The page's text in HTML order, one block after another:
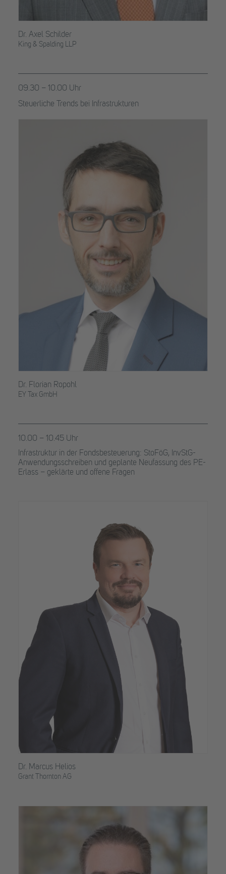
Dr. Axel Schilder
King & Spalding LLP
09.30 – 10.00 Uhr
Steuerliche Trends bei Infrastrukturen
Dr. Florian Ropohl
EY Tax GmbH
10.00 – 10.45 Uhr
Infrastruktur in der Fondsbesteuerung: StoFöG, InvStG-
Anwendungsschreiben und geplante Neufassung des PE-
Erlass – geklärte und offene Fragen
Dr. Marcus Helios
Grant Thornton AG